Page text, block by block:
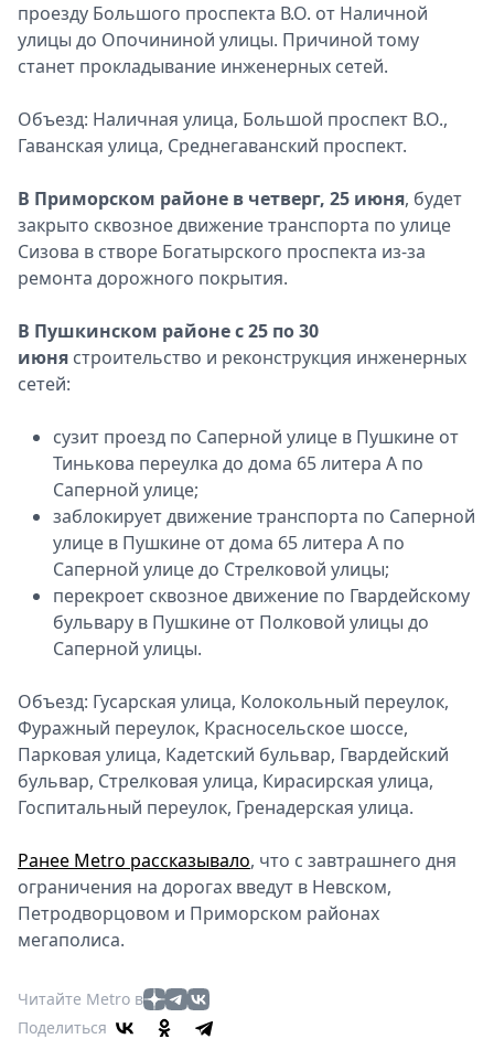
проезду Большого проспекта В.О. от Наличной
улицы до Опочининой улицы. Причиной тому
станет прокладывание инженерных сетей.
Объезд: Наличная улица, Большой проспект В.О.,
Гаванская улица, Среднегаванский проспект.
В Приморском районе в четверг, 25 июня, будет
закрыто сквозное движение транспорта по улице
Сизова в створе Богатырского проспекта из-за
ремонта дорожного покрытия.
В Пушкинском районе с 25 по 30
июня строительство и реконструкция инженерных
сетей:
сузит проезд по Саперной улице в Пушкине от
Тинькова переулка до дома 65 литера А по
Саперной улице;
заблокирует движение транспорта по Саперной
улице в Пушкине от дома 65 литера А по
Саперной улице до Стрелковой улицы;
перекроет сквозное движение по Гвардейскому
бульвару в Пушкине от Полковой улицы до
Саперной улицы.
Объезд: Гусарская улица, Колокольный переулок,
Фуражный переулок, Красносельское шоссе,
Парковая улица, Кадетский бульвар, Гвардейский
бульвар, Стрелковая улица, Кирасирская улица,
Госпитальный переулок, Гренадерская улица.
Ранее Metro рассказывало, что с завтрашнего дня
ограничения на дорогах введут в Невском,
Петродворцовом и Приморском районах
мегаполиса.
Читайте Metro в
Поделиться